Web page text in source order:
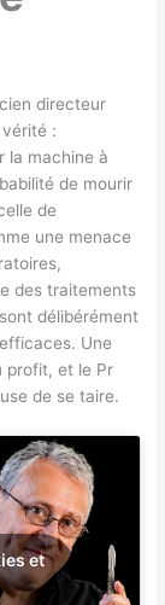
directeur
:
la machine à
de mourir
de
une menace
des traitements
délibérément
Une
profit, et le Pr
de se taire.
et